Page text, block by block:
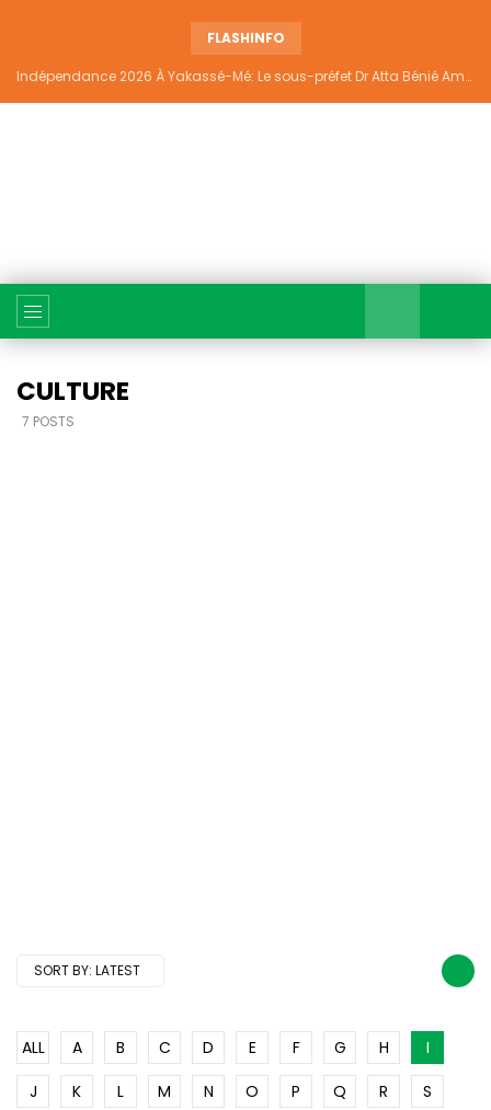
FLASHINFO
Indépendance 2026 À Yakassé-Mé: Le sous-préfet Dr Atta Bénié Amédé appelle à l’unité, à la sécurité et au développement
CULTURE
7 POSTS
SORT BY: LATEST
ALL A B C D E F G H
I
J
K L M N O P Q R
S